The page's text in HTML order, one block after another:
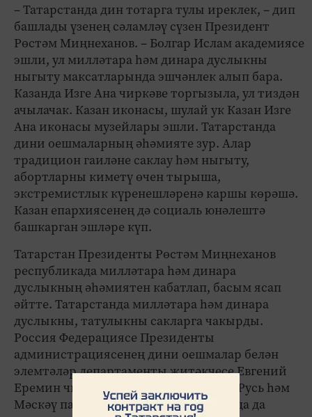
– Татарстанда дин тотарга тулы иреклек, – дип
башлады үзенең сәламләү сүзен Президент
Рөстәм Миңнеханов. – Болгар Ислам академиясе
эшли, ул милләтара һәм динара дуслыкны
ныгыту максатларында эшчәнлек алып бара.
Казанда Изге Ана чиркәве торгызыла, ул тиздән
ачылачак. Казан иконасы, шулай ук Казан Изге
Ана иконасы музейлары эшли. Татарстанда
дини оешмаларның әһәмияте зур. Алар
традицион гаиләне саклау һәм ныгыту,
абортларны киметү өчен тырыша,
экстремистлык күренешләренә каршы көрәшә.
Казан епархиясенең дә социаль юнәлештә
башкарган эшләре күп.
Татарстан Президенты Рөстәм Миңнеханов
республикада милләтара һәм динара
дуслыкның әһә­миятен кабатлап, басым ясап
әйтте. Татарстанда милләтара һәм дин­ара
дуслыкны, татулыкны сакларга чакырды.
Россия Федерациясе Президенты
администрациясенең дини оешмалар белән
элемтәләр департаменты җитәкчесе Евгений
Еремин чыгышында, шулай ук Бөтен Русь һәм
Мәскәү патриархы Кирилл котлавында да